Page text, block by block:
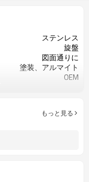
ステンレス
旋盤
図面通りに
塗装、アルマイト
OEM
図面により
もっと見る